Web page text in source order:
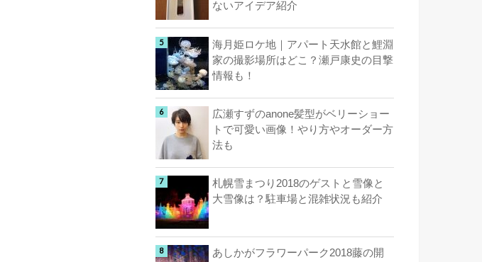
ないアイデア紹介
海月姫ロケ地｜アパート天水館と鯉淵
家の撮影場所はどこ？瀬戸康史の目撃
情報も！
広瀬すずのanone髪型がベリーショー
トで可愛い画像！やり方やオーダー方
法も
札幌雪まつり2018のゲストと雪像と
大雪像は？駐車場と混雑状況も紹介
あしかがフラワーパーク2018藤の開